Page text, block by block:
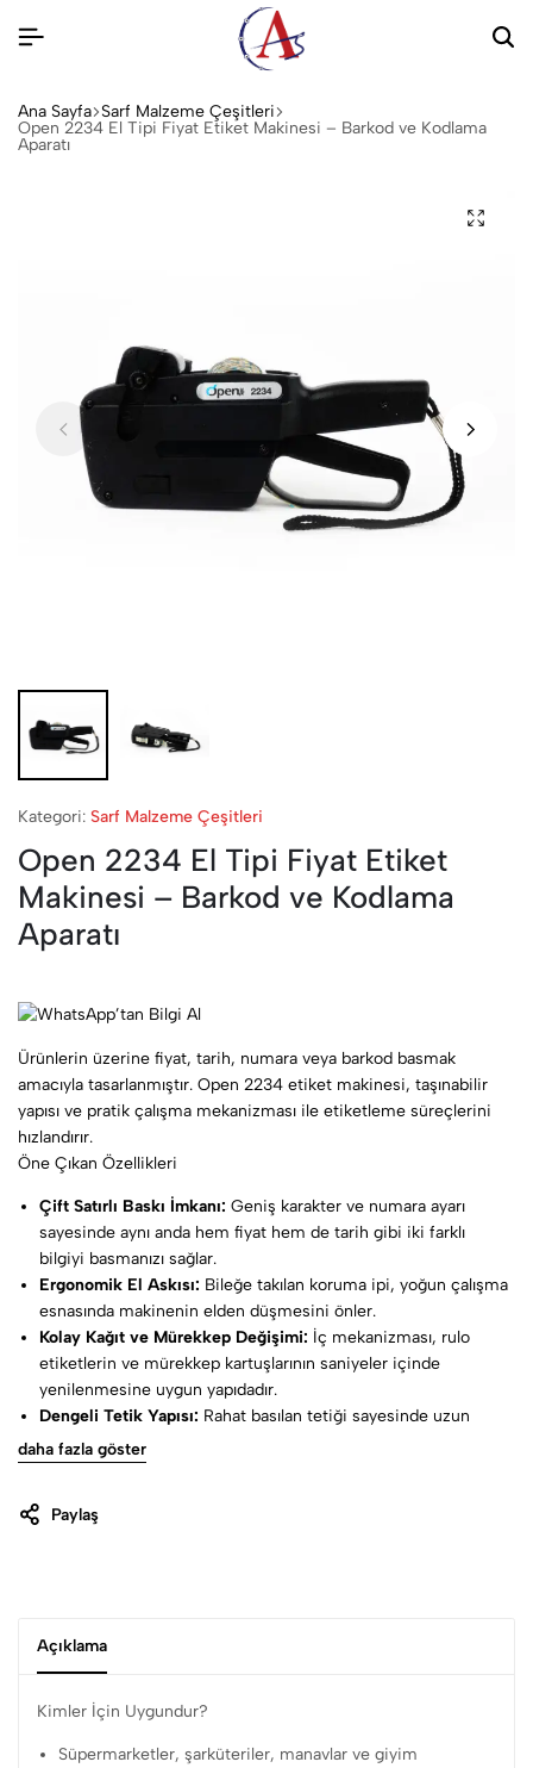
Ana Sayfa Sarf Malzeme Çeşitleri
Open 2234 El Tipi Fiyat Etiket Makinesi – Barkod ve Kodlama
Aparatı
Kategori: Sarf Malzeme Çeşitleri
Open 2234 El Tipi Fiyat Etiket
Makinesi – Barkod ve Kodlama
Aparatı
Ürünlerin üzerine fiyat, tarih, numara veya barkod basmak
amacıyla tasarlanmıştır. Open 2234 etiket makinesi, taşınabilir
yapısı ve pratik çalışma mekanizması ile etiketleme süreçlerini
hızlandırır.
Öne Çıkan Özellikleri
Çift Satırlı Baskı İmkanı: Geniş karakter ve numara ayarı
sayesinde aynı anda hem fiyat hem de tarih gibi iki farklı
bilgiyi basmanızı sağlar.
Ergonomik El Askısı: Bileğe takılan koruma ipi, yoğun çalışma
esnasında makinenin elden düşmesini önler.
Kolay Kağıt ve Mürekkep Değişimi: İç mekanizması, rulo
etiketlerin ve mürekkep kartuşlarının saniyeler içinde
yenilenmesine uygun yapıdadır.
Dengeli Tetik Yapısı: Rahat basılan tetiği sayesinde uzun
süreli etiketleme işlerinde el yorgunluğunu azaltmaya yardımcı
olur.
daha fazla göster
Paylaş
Açıklama
Kimler İçin Uygundur?
Süpermarketler, şarküteriler, manavlar ve giyim